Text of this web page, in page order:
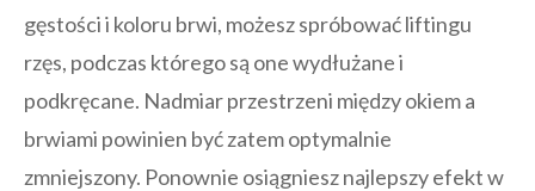
gęstości i koloru brwi, możesz spróbować liftingu
rzęs, podczas którego są one wydłużane i
podkręcane. Nadmiar przestrzeni między okiem a
brwiami powinien być zatem optymalnie
zmniejszony. Ponownie osiągniesz najlepszy efekt w